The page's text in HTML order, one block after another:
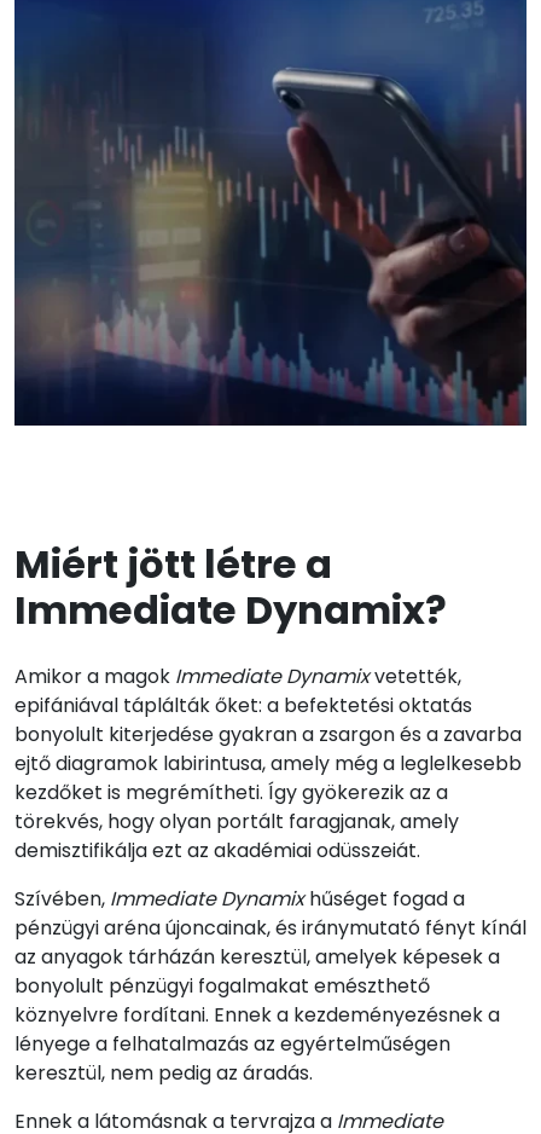
Miért jött létre a
Immediate Dynamix?
Amikor a magok Immediate Dynamixvetették,
epifániával táplálták őket: a befektetési oktatás
bonyolult kiterjedése gyakran a zsargon és a zavarba
ejtő diagramok labirintusa, amely még a leglelkesebb
kezdőket is megrémítheti. Így gyökerezik az a
törekvés, hogy olyan portált faragjanak, amely
demisztifikálja ezt az akadémiai odüsszeiát.
Szívében, Immediate Dynamixhűséget fogad a
pénzügyi aréna újoncainak, és iránymutató fényt kínál
az anyagok tárházán keresztül, amelyek képesek a
bonyolult pénzügyi fogalmakat emészthető
köznyelvre fordítani. Ennek a kezdeményezésnek a
lényege a felhatalmazás az egyértelműségen
keresztül, nem pedig az áradás.
Ennek a látomásnak a tervrajza a Immediate